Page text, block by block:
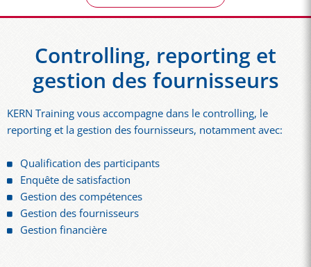
Controlling, reporting et
gestion des fournisseurs
KERN Training vous accompagne dans le controlling, le
reporting et la gestion des fournisseurs, notamment avec:
Qualification des participants
Enquête de satisfaction
Gestion des compétences
Gestion des fournisseurs
Gestion financière